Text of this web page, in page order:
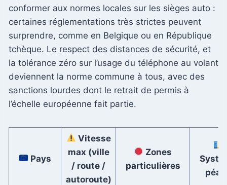
conformer aux normes locales sur les sièges auto :
certaines réglementations très strictes peuvent
surprendre, comme en Belgique ou en République
tchèque. Le respect des distances de sécurité, et
la tolérance zéro sur l’usage du téléphone au volant
deviennent la norme commune à tous, avec des
sanctions lourdes dont le retrait de permis à
l’échelle européenne fait partie.
Pays
Vitesse
max (ville
/ route /
autoroute)
Zones
particulières